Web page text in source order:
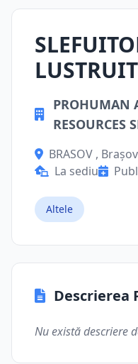
PROHUMAN
RESOURCES
BRASOV , Brașov
La sediu
Altele
Descrierea
Nu există descriere